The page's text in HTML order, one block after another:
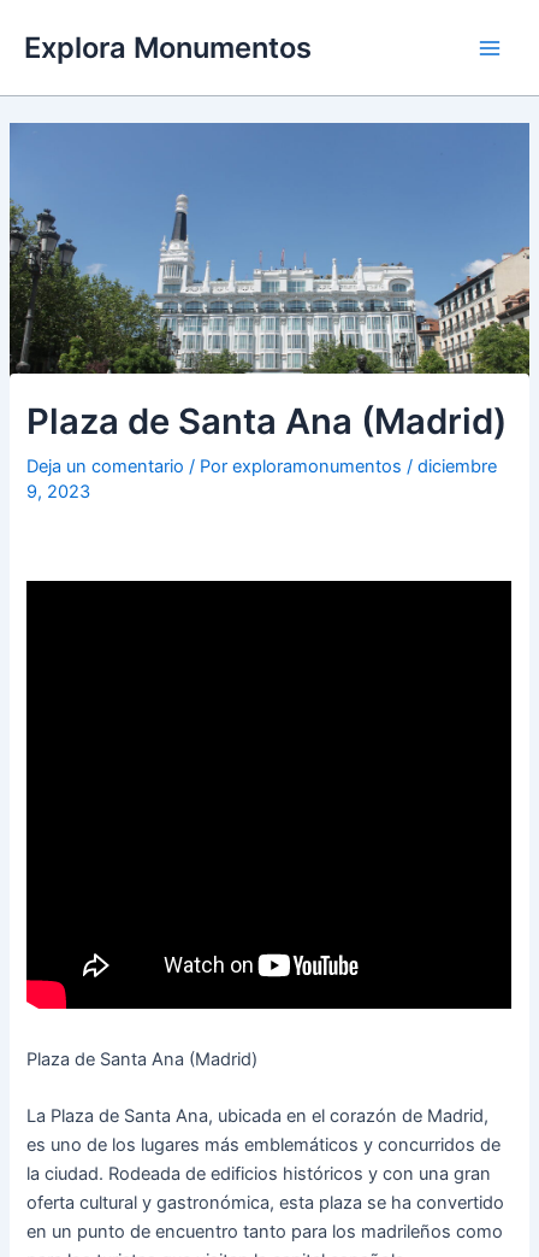
contenido
Explora Monumentos
Plaza de Santa Ana (Madrid)
Deja un comentario / Porexploramonumentos/diciembre
9, 2023
Plaza de Santa Ana (Madrid)
La Plaza de Santa Ana, ubicada en el corazón de Madrid,
es uno de los lugares más emblemáticos y concurridos de
la ciudad. Rodeada de edificios históricos y con una gran
oferta cultural y gastronómica, esta plaza se ha convertido
en un punto de encuentro tanto para los madrileños como